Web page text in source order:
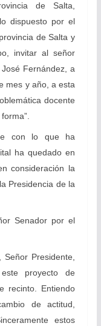
de Salta,
dispuesto por el
de Salta y
invitar al señor
Fernández, a
mes y año, a esta
docente
con lo que ha
ha quedado en
consideración la
Presidencia de la
por el
Presidente,
proyecto de
recinto. Entiendo
de actitud,
estos